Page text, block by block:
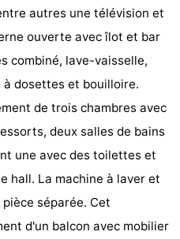
autres une télévision et
ouverte avec îlot et bar
combiné, lave-vaisselle,
dosettes et bouilloire.
de trois chambres avec
deux salles de bains
une avec des toilettes et
hall. La machine à laver et
séparée. Cet
d'un balcon avec mobilier